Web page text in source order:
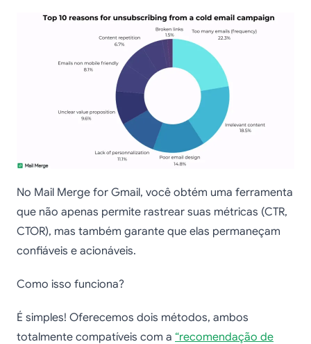
No Mail Merge for Gmail, você obtém uma ferramenta
que não apenas permite rastrear suas métricas (CTR,
CTOR), mas também garante que elas permaneçam
confiáveis e acionáveis.
Como isso funciona?
É simples! Oferecemos dois métodos, ambos
totalmente compatíveis com a “recomendação de